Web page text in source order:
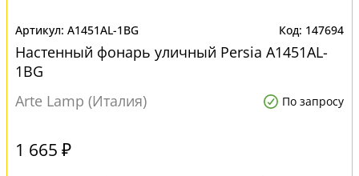
A1451AL-1BG 147694
Настенный фонарь уличный Persia A1451AL-
1BG
Arte Lamp (Италия)
По запросу
1 665 ₽